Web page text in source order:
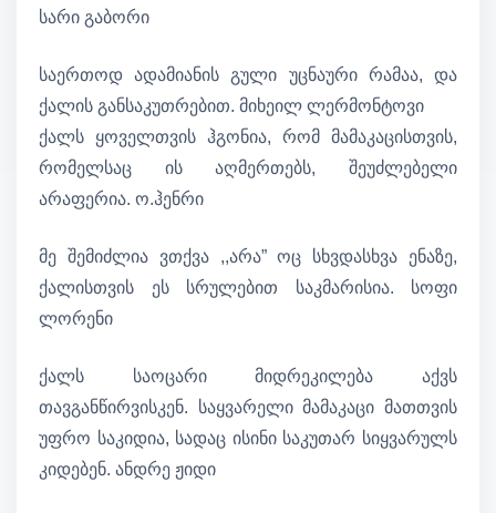
სარი გაბორი
საერთოდ ადამიანის გული უცნაური რამაა, და
ქალის განსაკუთრებით. მიხეილ ლერმონტოვი
ქალს ყოველთვის ჰგონია, რომ მამაკაცისთვის,
რომელსაც ის აღმერთებს, შეუძლებელი
არაფერია. ო.ჰენრი
მე შემიძლია ვთქვა ,,არა” ოც სხვდასხვა ენაზე,
ქალისთვის ეს სრულებით საკმარისია. სოფი
ლორენი
ქალს საოცარი მიდრეკილება აქვს
თავგანწირვისკენ. საყვარელი მამაკაცი მათთვის
უფრო საკიდია, სადაც ისინი საკუთარ სიყვარულს
კიდებენ. ანდრე ჟიდი